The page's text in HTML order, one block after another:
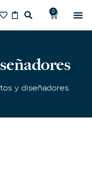
0
y diseñadores